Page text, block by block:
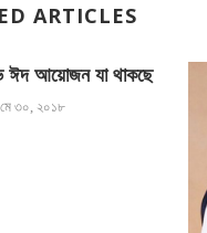
ARTICLES
ঈদ আয়োজন যা থাকছে
মে ৩০, ২০১৮